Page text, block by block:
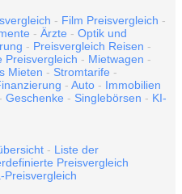
- Film Preisvergleich -
- Ärzte - Optik und
- Preisvergleich Reisen -
Preisvergleich - Mietwagen -
Mieten - Stromtarife -
- Auto - Immobilien
- Geschenke - Singlebörsen - KI-
- Liste der
Preisvergleich
Preisvergleich